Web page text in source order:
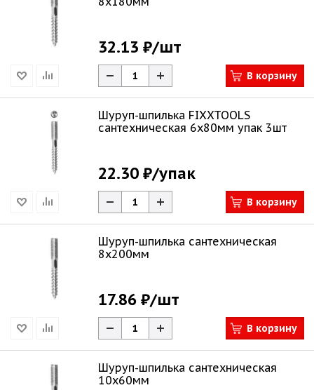
32.13 ₽/шт
В корзину
Шуруп-шпилька FIXXTOOLS
сантехническая 6х80мм упак 3шт
22.30 ₽/упак
В корзину
Шуруп-шпилька сантехническая
8х200мм
17.86 ₽/шт
В корзину
Шуруп-шпилька сантехническая
10х60мм